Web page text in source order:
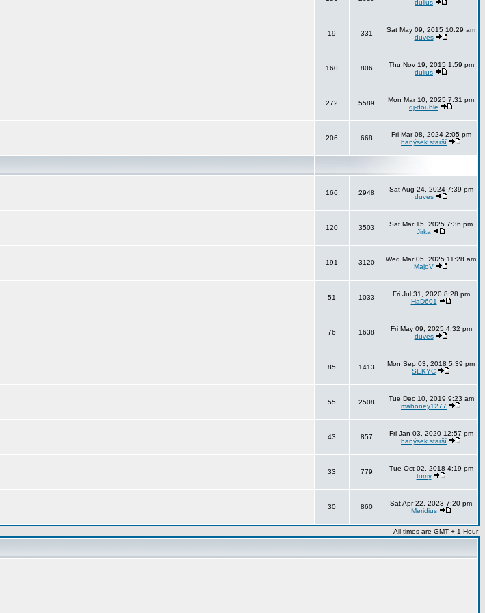
dulius
19 331
Sat May 09, 2015 10:29 am
duves
160 806
Thu Nov 19, 2015 1:59 pm
dulius
272 5589
Mon Mar 10, 2025 7:31 pm
dj-double
206 668
Fri Mar 08, 2024 2:05 pm
hanýsek starší
166 2948
Sat Aug 24, 2024 7:39 pm
duves
120 3503
Sat Mar 15, 2025 7:36 pm
Jirka
191 3120
Wed Mar 05, 2025 11:28 am
MajoV
51 1033
Fri Jul 31, 2020 8:28 pm
HaD601
76 1638
Fri May 09, 2025 4:32 pm
duves
85 1413
Mon Sep 03, 2018 5:39 pm
SEKYC
55 2508
Tue Dec 10, 2019 9:23 am
mahoney1277
43 857
Fri Jan 03, 2020 12:57 pm
hanýsek starší
33 779
Tue Oct 02, 2018 4:19 pm
tomy
30 860
Sat Apr 22, 2023 7:20 pm
Meridius
All times are GMT + 1 Hour